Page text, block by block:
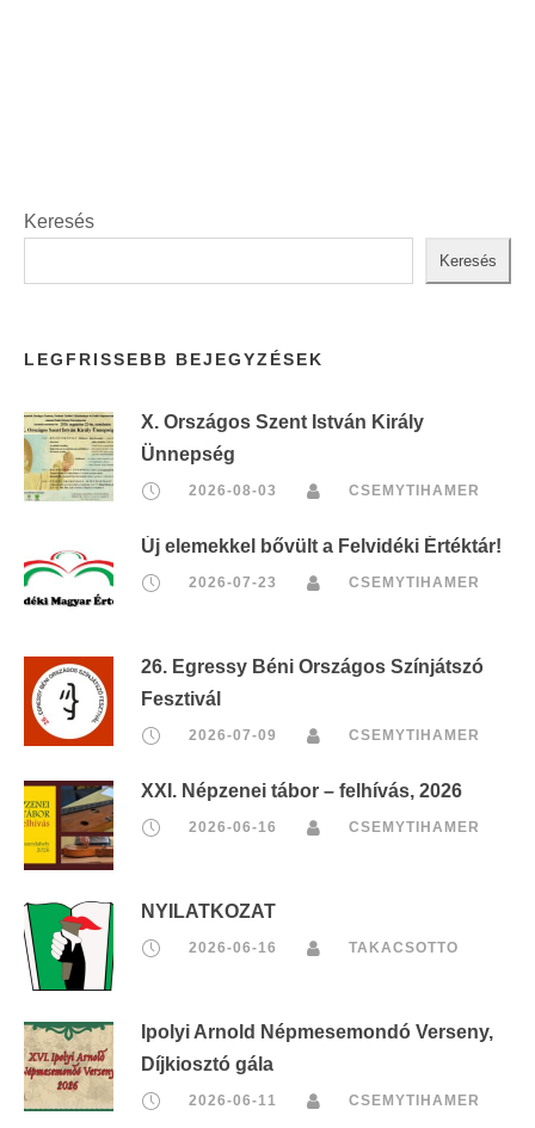
Keresés
Keresés
LEGFRISSEBB BEJEGYZÉSEK
X. Országos Szent István Király
Ünnepség
2026-08-03 CSEMYTIHAMER
Új elemekkel bővült a Felvidéki Értéktár!
2026-07-23 CSEMYTIHAMER
26. Egressy Béni Országos Színjátszó
Fesztivál
2026-07-09 CSEMYTIHAMER
XXI. Népzenei tábor – felhívás, 2026
2026-06-16 CSEMYTIHAMER
NYILATKOZAT
2026-06-16 TAKACSOTTO
Ipolyi Arnold Népmesemondó Verseny,
Díjkiosztó gála
2026-06-11 CSEMYTIHAMER